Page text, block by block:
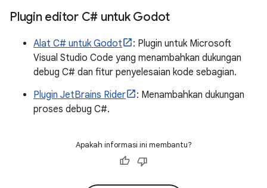
Plugin editor C# untuk Godot
Alat C# untuk Godot
: Plugin untuk Microsoft
Visual Studio Code yang menambahkan dukungan
debug C# dan fitur penyelesaian kode sebagian.
Plugin JetBrains Rider
: Menambahkan dukungan
proses debug C#.
Apakah informasi ini membantu?